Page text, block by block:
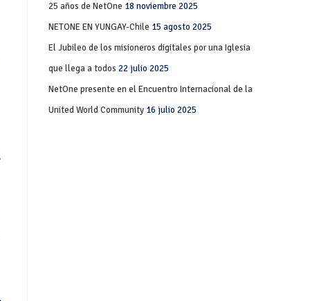
25 años de NetOne 18 noviembre 2025
NETONE EN YUNGAY-Chile 15 agosto 2025
El Jubileo de los misioneros digitales por una Iglesia
que llega a todos 22 julio 2025
NetOne presente en el Encuentro Internacional de la
United World Community 16 julio 2025